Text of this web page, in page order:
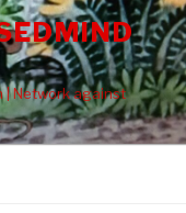
| Network against